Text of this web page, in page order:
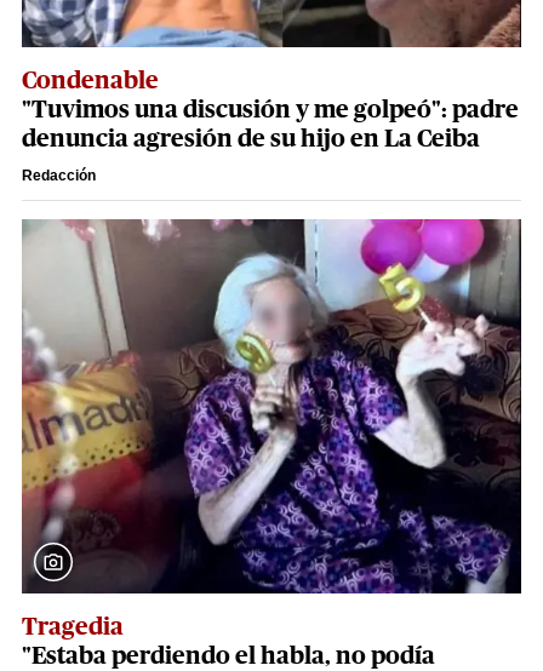
Condenable
"Tuvimos una discusión y me golpeó": padre
denuncia agresión de su hijo en La Ceiba
Redacción
Tragedia
"Estaba perdiendo el habla, no podía